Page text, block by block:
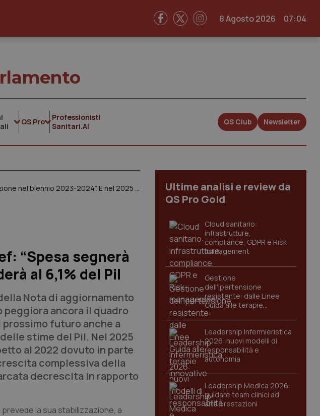
8 Agosto 2026 07:04
QS Pro
Professionisti
Sanitari.AI
QS Club Newsletter
Finita la pandemia per la sanità meno risorse. Nadef: “Spesa segnerà riduzione nel biennio 2023-2024”. E nel 2025 scenderà al 6,1% del Pil
“Spesa segnerà
al 6,1% del Pil
Nota di aggiornamento
peggiora ancora il quadro
futuro anche a
stime del Pil. Nel 2025
al 2022 dovuto in parte
complessiva della
decrescita in rapporto
la sua stabilizzazione, a
Ultime analisi e review da
QS Pro Gold
Cloud sanitario:
infrastrutture,
compliance, GDPR e Risk
management
Gestione
dell'Ipertensione
resistente: dalle Linee
Guida alle terapie
innovative
Leadership Infermieristica
2026: nuovi modelli di
responsabilità e
autonomia
Leadership Medica 2026:
guidare team clinici ad
alte prestazioni